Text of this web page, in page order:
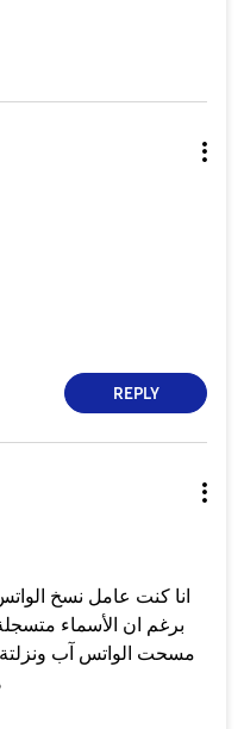
REPLY
انا كنت عامل نسخ
برغم ان الأسماء
مسحت الواتس آب